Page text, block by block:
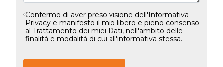
Confermo di aver preso visione dell'Informativa
Privacye manifesto il mio libero e pieno consenso
al Trattamento dei miei Dati, nell'ambito delle
finalità e modalità di cui all'informativa stessa.